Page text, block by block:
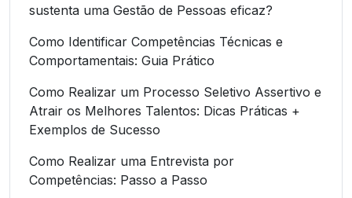
sustenta uma Gestão de Pessoas eficaz?
Como Identificar Competências Técnicas e
Comportamentais: Guia Prático
Como Realizar um Processo Seletivo Assertivo e
Atrair os Melhores Talentos: Dicas Práticas +
Exemplos de Sucesso
Como Realizar uma Entrevista por
Competências: Passo a Passo